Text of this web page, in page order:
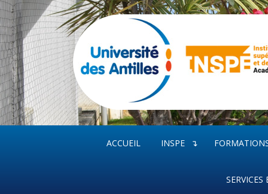
Aller
au
contenu
ACCUEIL INSPE
SERVICES